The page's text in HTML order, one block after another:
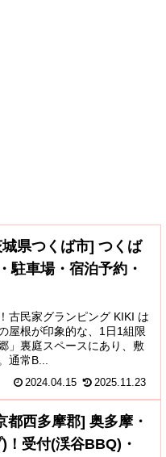
県つくば市] つくば
駐車場・宿泊予約・
古民家グランピング KIKI は
屋根が印象的な、1日1組限
」裏庭スペースにあり、敷
通常B...
2024.04.15 2025.11.23
都西多摩郡] 奥多摩・
受付(渓谷BBQ)・